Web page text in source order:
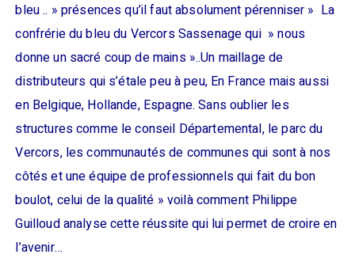
bleu .. » présences qu’il faut absolument pérenniser » La
confrérie du bleu du Vercors Sassenage qui » nous
donne un sacré coup de mains »..Un maillage de
distributeurs qui s’étale peu à peu, En France mais aussi
en Belgique, Hollande, Espagne. Sans oublier les
structures comme le conseil Départemental, le parc du
Vercors, les communautés de communes qui sont à nos
côtés et une équipe de professionnels qui fait du bon
boulot, celui de la qualité » voilà comment Philippe
Guilloud analyse cette réussite qui lui permet de croire en
l’avenir…